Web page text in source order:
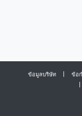
ข้อมูลบริษัท ข้อ